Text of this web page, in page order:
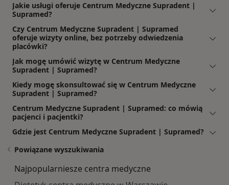
Jakie usługi oferuje Centrum Medyczne Supradent |
Supramed?
Czy Centrum Medyczne Supradent | Supramed
oferuje wizyty online, bez potrzeby odwiedzenia
placówki?
Jak mogę umówić wizytę w Centrum Medyczne
Supradent | Supramed?
Kiedy mogę skonsultować się w Centrum Medyczne
Supradent | Supramed?
Centrum Medyczne Supradent | Supramed: co mówią
pacjenci i pacjentki?
Gdzie jest Centrum Medyczne Supradent | Supramed?
Powiązane wyszukiwania
Najpopularniesze centra medyczne